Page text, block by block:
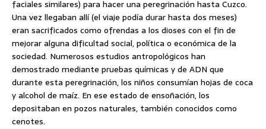
faciales similares) para hacer una peregrinación hasta Cuzco.
Una vez llegaban allí (el viaje podía durar hasta dos meses)
eran sacrificados como ofrendas a los dioses con el fin de
mejorar alguna dificultad social, política o económica de la
sociedad. Numerosos estudios antropológicos han
demostrado mediante pruebas químicas y de ADN que
durante esta peregrinación, los niños consumían hojas de coca
y alcohol de maíz. En ese estado de ensoñación, los
depositaban en pozos naturales, también conocidos como
cenotes.